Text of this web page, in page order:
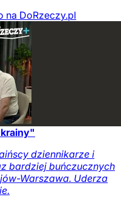
na DoRzeczy.pl
dziennikarze i
bardziej buńczucznych
Warszawa. Uderza